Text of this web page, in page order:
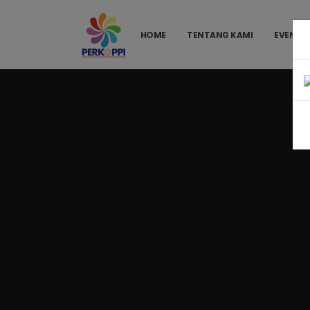
HOME TENTANG KAMI EVENT